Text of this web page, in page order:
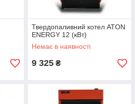
Твердопаливний котел ATON
ENERGY 12 (кВт)
Немає в наявності
9 325 ₴